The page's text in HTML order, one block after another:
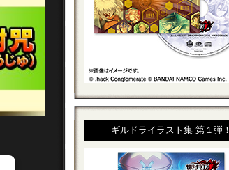
ギルドライラスト集 第１弾！